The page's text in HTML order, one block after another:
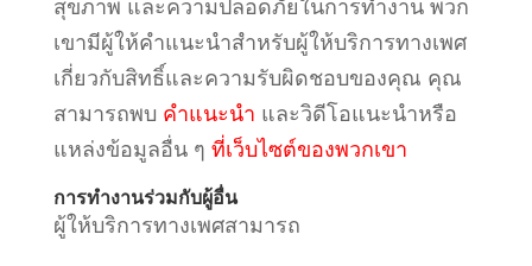
สุขภาพ และความปลอดภัยในการทำงาน พวก
เขามีผู้ให้คำแนะนำสำหรับผู้ให้บริการทางเพศ
เกี่ยวกับสิทธิ์และความรับผิดชอบของคุณ คุณ
สามารถพบ คำแนะนำ และวิดีโอแนะนำหรือ
แหล่งข้อมูลอื่น ๆ ที่เว็บไซต์ของพวกเขา
การทำงานร่วมกับผู้อื่น
ผู้ให้บริการทางเพศสามารถ